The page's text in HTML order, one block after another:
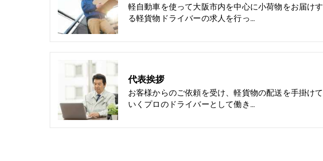
軽自動車を使って大阪市内を中心に小荷物をお届けす
る軽貨物ドライバーの求人を行っ…
代表挨拶
お客様からのご依頼を受け、軽貨物の配送を手掛けて
いくプロのドライバーとして働き…